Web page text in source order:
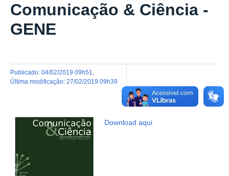
Comunicação & Ciência -
GENE
publicado: 04/02/2019 09h51
última modificação: 27/02/2019 09h39
Download aqui